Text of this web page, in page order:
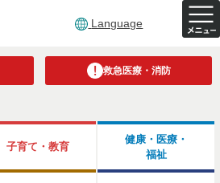
Language
救急医療・消防
子育て・教育
健康・医療・
福祉